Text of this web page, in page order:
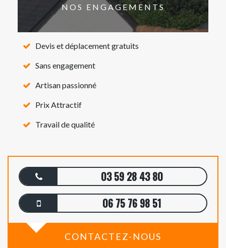
NOS ENGAGEMENTS
Devis et déplacement gratuits
Sans engagement
Artisan passionné
Prix Attractif
Travail de qualité
03 59 28 43 80
06 75 76 98 51
CONTACTEZ-NOUS